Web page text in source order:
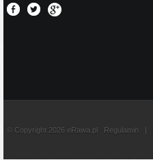
© Copyright 2026 eRawa.pl Regulamin |